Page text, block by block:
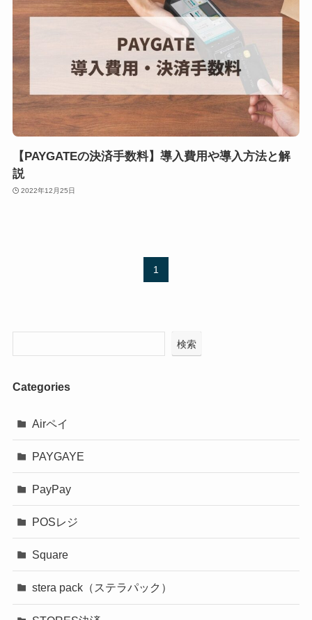
【PAYGATEの決済手数料】導入費用や導入方法と解
説
2022年12月25日
1
検索
Categories
Airペイ
PAYGAYE
PayPay
POSレジ
Square
stera pack（ステラパック）